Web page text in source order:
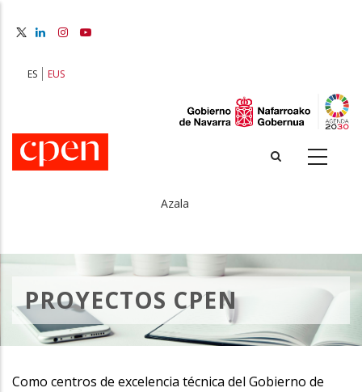
content
ES EUS
Azala
PROYECTOS CPEN
Como centros de excelencia técnica del Gobierno de